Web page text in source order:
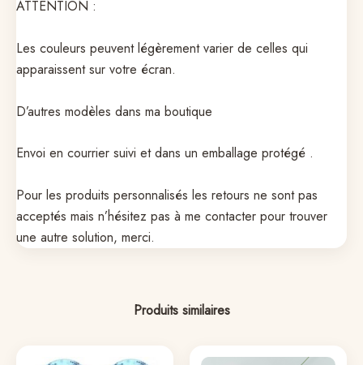
ATTENTION :
Les couleurs peuvent légèrement varier de celles qui
apparaissent sur votre écran.
D’autres modèles dans ma boutique
Envoi en courrier suivi et dans un emballage protégé .
Pour les produits personnalisés les retours ne sont pas
acceptés mais n’hésitez pas à me contacter pour trouver
une autre solution, merci.
Produits similaires